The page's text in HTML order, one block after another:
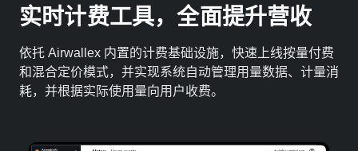
实时计费工具，全面提升营收
依托 Airwallex 内置的计费基础设施，快速上线按量付费
和混合定价模式，并实现系统自动管理用量数据、计量消
耗，并根据实际使用量向用户收费。